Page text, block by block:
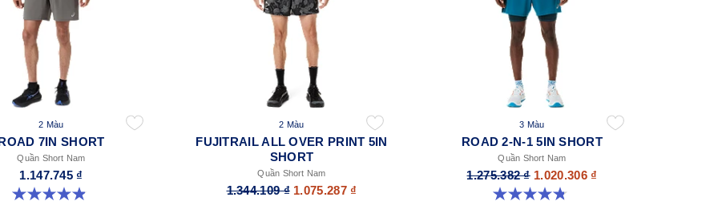
2 Màu
7IN SHORT
Quần Short Nam
1.147.745 ₫
4.9 trong số 5 sao. 153 đánh giá
2 Màu
FUJITRAIL ALL OVER PRINT 5IN
SHORT
Quần Short Nam
1.344.109 ₫ 1.075.287 ₫
3 Màu
ROAD 2-N-1 5IN SHORT
Quần Short Nam
1.275.382 ₫ 1.020.306 ₫
4.8 trong số 5 sao. 150 đánh giá